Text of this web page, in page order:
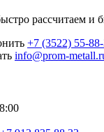
рассчитаем и
+7 (3522) 55-
info@prom-